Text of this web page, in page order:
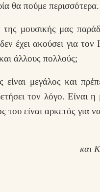
θα πούμε περισσότερα.
μουσικής μας
έχει ακούσει για
άλλους πολλούς;
είναι μεγάλος και
τον λόγο.
είναι αρκετός για
και